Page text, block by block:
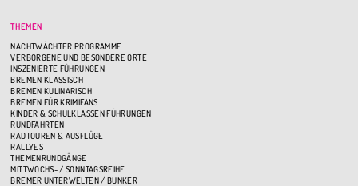
THEMEN
NACHTWÄCHTER PROGRAMME
VERBORGENE UND BESONDERE ORTE
INSZENIERTE FÜHRUNGEN
BREMEN KLASSISCH
BREMEN KULINARISCH
BREMEN FÜR KRIMIFANS
KINDER & SCHULKLASSEN FÜHRUNGEN
RUNDFAHRTEN
RADTOUREN & AUSFLÜGE
RALLYES
THEMENRUNDGÄNGE
MITTWOCHS- / SONNTAGSREIHE
BREMER UNTERWELTEN / BUNKER